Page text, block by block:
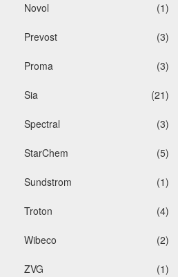
(1)
Novol
(3)
Prevost
(3)
Proma
(21)
Sia
(3)
Spectral
(5)
StarChem
(1)
Sundstrom
(4)
Troton
(2)
Wibeco
(1)
ZVG